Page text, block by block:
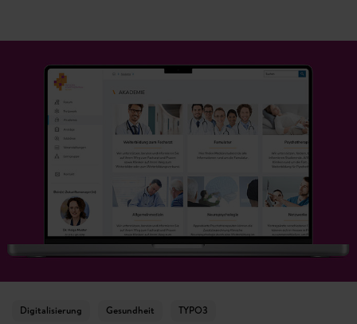
Digitalisierung Gesundheit TYPO3